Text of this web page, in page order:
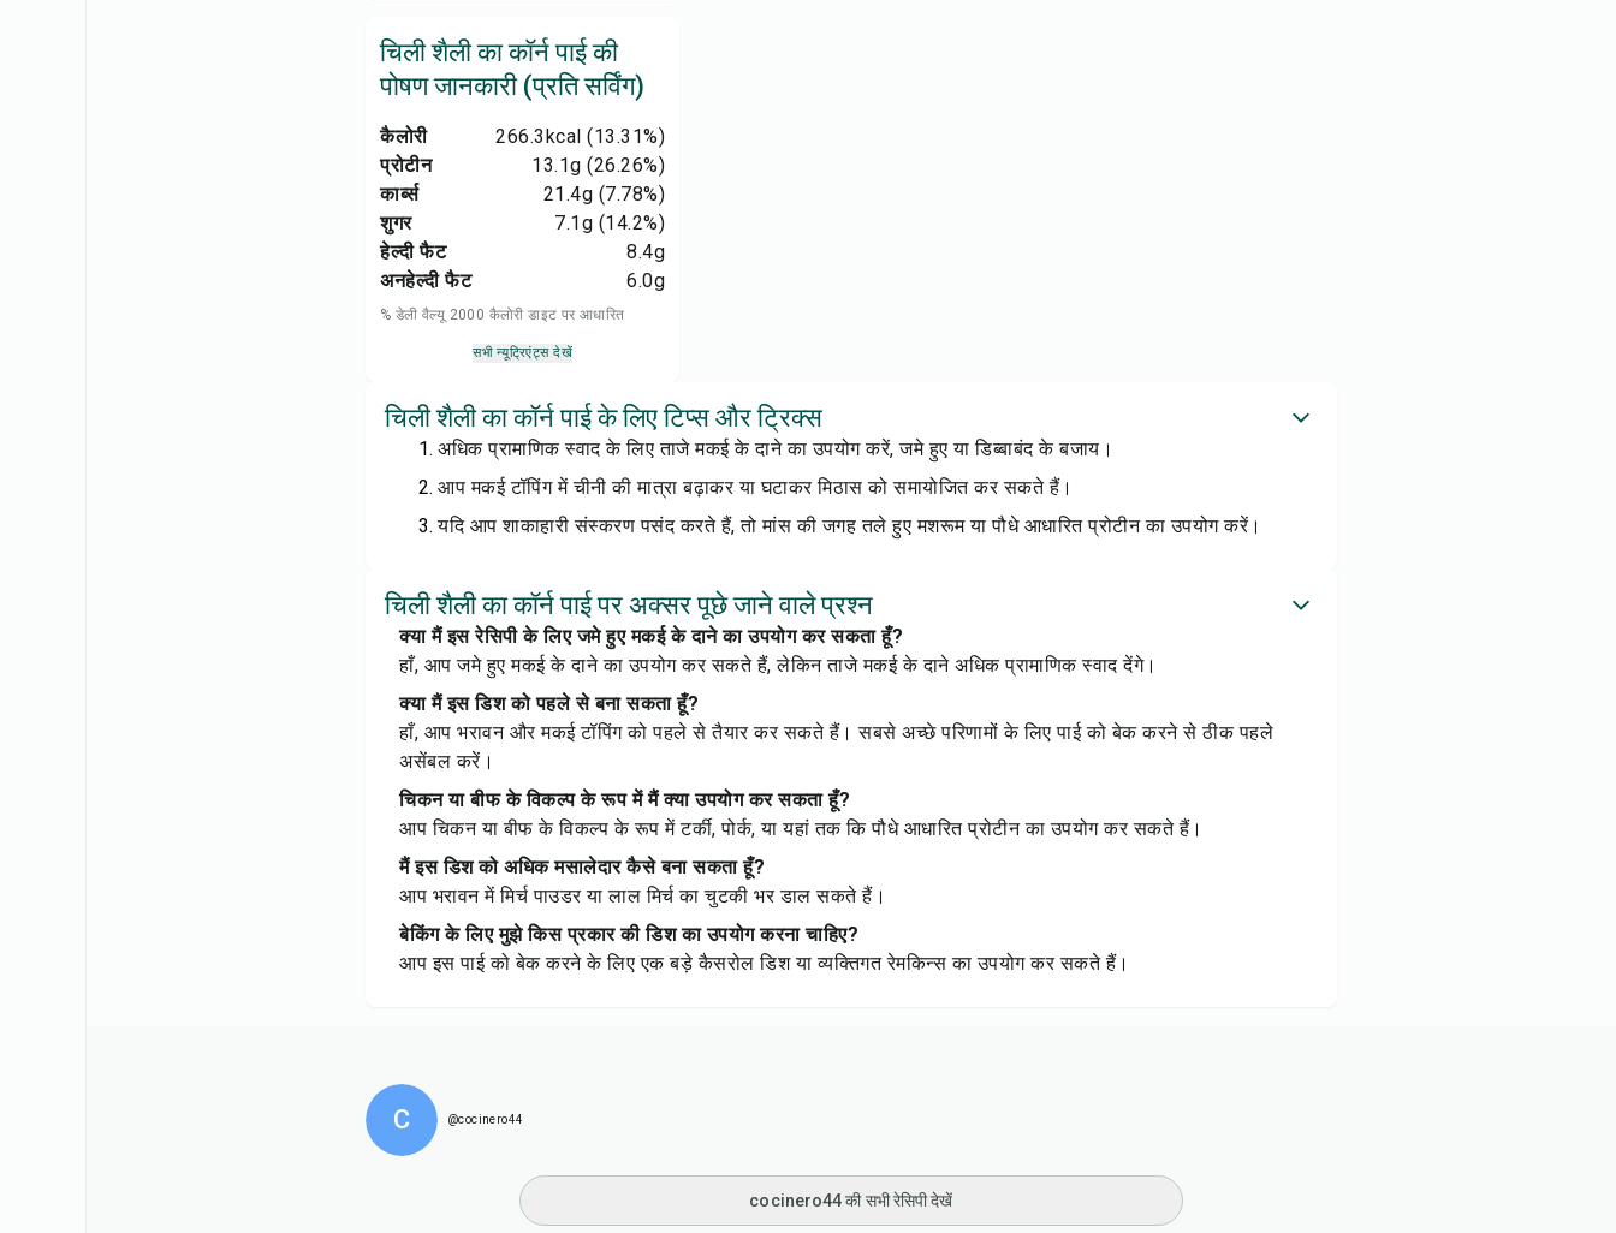
चिली शैली का कॉर्न पाई की
पोषण जानकारी (प्रति सर्विंग)
कैलोरी 266.3kcal (13.31%)
प्रोटीन
13.1g (26.26%)
कार्ब्स
21.4g (7.78%)
शुगर
7.1g (14.2%)
हेल्दी फैट
8.4g
अनहेल्दी फैट
6.0g
% डेली वैल्यू 2000 कैलोरी डाइट पर आधारित
सभी न्यूट्रिएंट्स देखें
चिली शैली का कॉर्न पाई के लिए टिप्स और ट्रिक्स
अधिक प्रामाणिक स्वाद के लिए ताजे मकई के दाने का उपयोग करें, जमे हुए या डिब्बाबंद के बजाय।
आप मकई टॉपिंग में चीनी की मात्रा बढ़ाकर या घटाकर मिठास को समायोजित कर सकते हैं।
यदि आप शाकाहारी संस्करण पसंद करते हैं, तो मांस की जगह तले हुए मशरूम या पौधे आधारित प्रोटीन का उपयोग करें।
चिली शैली का कॉर्न पाई पर अक्सर पूछे जाने वाले प्रश्न
क्या मैं इस रेसिपी के लिए जमे हुए मकई के दाने का उपयोग कर सकता हूँ?
हाँ, आप जमे हुए मकई के दाने का उपयोग कर सकते हैं, लेकिन ताजे मकई के दाने अधिक प्रामाणिक स्वाद देंगे।
क्या मैं इस डिश को पहले से बना सकता हूँ?
हाँ, आप भरावन और मकई टॉपिंग को पहले से तैयार कर सकते हैं। सबसे अच्छे परिणामों के लिए पाई को बेक करने से ठीक पहले
असेंबल करें।
चिकन या बीफ के विकल्प के रूप में मैं क्या उपयोग कर सकता हूँ?
आप चिकन या बीफ के विकल्प के रूप में टर्की, पोर्क, या यहां तक कि पौधे आधारित प्रोटीन का उपयोग कर सकते हैं।
मैं इस डिश को अधिक मसालेदार कैसे बना सकता हूँ?
आप भरावन में मिर्च पाउडर या लाल मिर्च का चुटकी भर डाल सकते हैं।
बेकिंग के लिए मुझे किस प्रकार की डिश का उपयोग करना चाहिए?
आप इस पाई को बेक करने के लिए एक बड़े कैसरोल डिश या व्यक्तिगत रेमकिन्स का उपयोग कर सकते हैं।
C @cocinero44
cocinero44 की सभी रेसिपी देखें